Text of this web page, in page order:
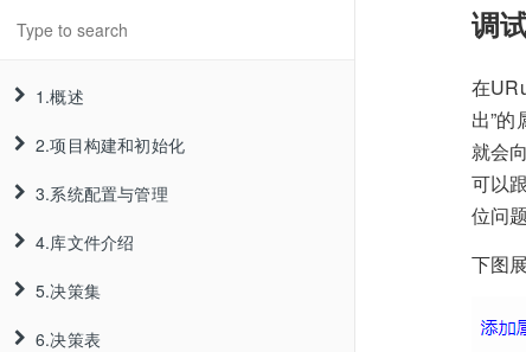
1.概述
1.1.简介
1.2.架构
1.3.运行方式
1.4.产品新特性
1.5.产品白皮书
2.项目构建和初始化
2.1.项目构建
2.1.1.标准Web项目
2.1.2.基于Maven
2.1.3. 基于Spring-Boot
2.2. 项目初始化
2.2.1.内置数据源
2.2.2.JDBC数据源
2.3.系统默认参数覆盖
3.系统配置与管理
3.1.注册账号
3.2.团队创建与配置
3.2.1.团队创建
3.3.项目创建
4.库文件介绍
4.1.变量库
4.2.参数库
5.决策集
5.1.普通规则
6.决策表
调
在
出”
就会
可以
位问
下图